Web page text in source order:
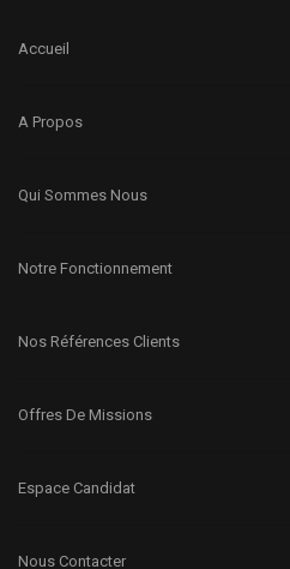
Accueil
A Propos
Qui Sommes Nous
Notre Fonctionnement
Nos Références Clients
Offres De Missions
Espace Candidat
Nous Contacter